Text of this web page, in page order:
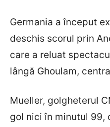
Germania a început
deschis scorul prin
care a reluat
lângă Ghoulam,
Mueller, golgheterul
gol nici în minutul 99,